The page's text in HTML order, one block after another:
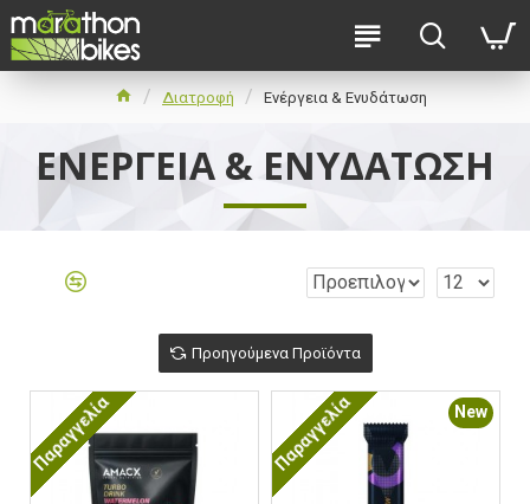
Διατροφή Ενέργεια & Ενυδάτωση
ΕΝΈΡΓΕΙΑ & ΕΝΥΔΆΤΩΣΗ
Προηγούμενα Προϊόντα
Παραγγελία New
Παραγγελία